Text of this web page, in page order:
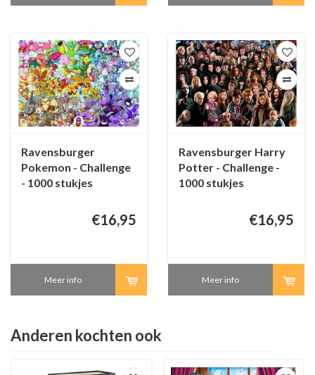
Ravensburger
Pokemon - Challenge
- 1000 stukjes
€16,95
Meer info
Ravensburger Harry
Potter - Challenge -
1000 stukjes
€16,95
Meer info
Anderen kochten ook